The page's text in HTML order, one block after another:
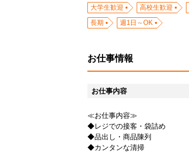
大学生歓迎
高校生歓迎
長期
週1日～OK
お仕事情報
お仕事内容
≪お仕事内容≫
◆レジでの接客・袋詰め
◆品出し・商品陳列
◆カンタンな清掃